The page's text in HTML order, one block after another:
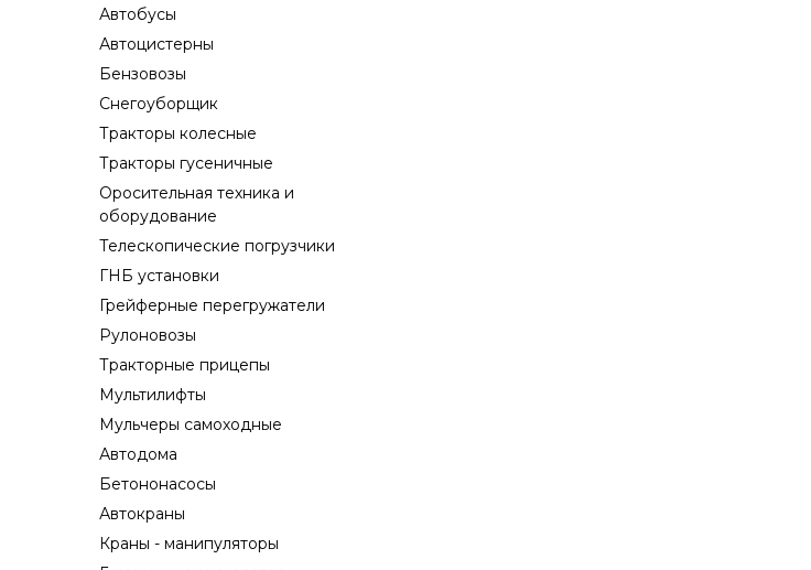
Автобусы
Автоцистерны
Бензовозы
Снегоуборщик
Тракторы колесные
Тракторы гусеничные
Оросительная техника и
оборудование
Телескопические погрузчики
ГНБ установки
Грейферные перегружатели
Рулоновозы
Тракторные прицепы
Мультилифты
Мульчеры самоходные
Автодома
Бетононасосы
Автокраны
Краны - манипуляторы